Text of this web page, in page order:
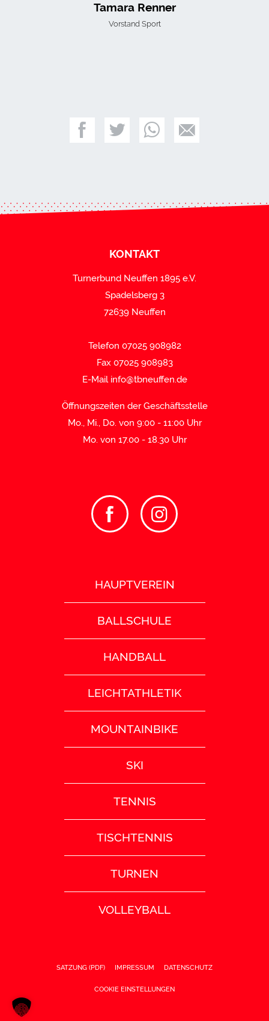
Tamara Renner
Vorstand Sport
KONTAKT
Turnerbund Neuffen 1895 e.V.
Spadelsberg 3
72639 Neuffen
Telefon 07025 908982
Fax 07025 908983
E-Mail info@tbneuffen.de
Öffnungszeiten der Geschäftsstelle
Mo., Mi., Do. von 9:00 - 11:00 Uhr
Mo. von 17.00 - 18.30 Uhr
HAUPTVEREIN
BALLSCHULE
HANDBALL
LEICHTATHLETIK
MOUNTAINBIKE
SKI
TENNIS
TISCHTENNIS
TURNEN
VOLLEYBALL
SATZUNG (PDF) IMPRESSUM DATENSCHUTZ
COOKIE EINSTELLUNGEN